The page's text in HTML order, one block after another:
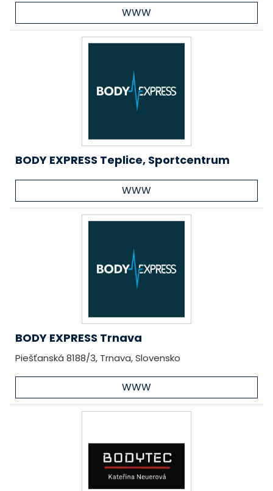
WWW
BODY EXPRESS Teplice, Sportcentrum
WWW
BODY EXPRESS Trnava
Piešťanská 8188/3, Trnava, Slovensko
WWW